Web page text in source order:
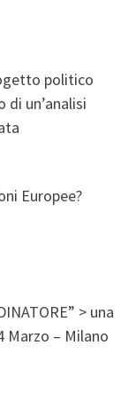
politico
un’analisi
Europee?
> una
Marzo – Milano